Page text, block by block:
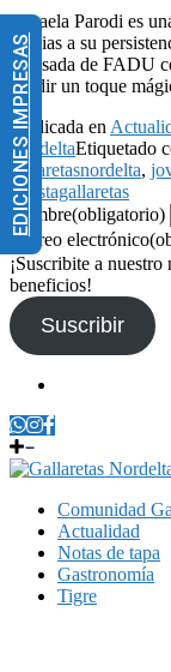
Micaela Parodi es
gracias a su
egresada de FADU
añadir un toque
Publicada en
NordeltaEtiquetado
gallaretasnordelta,
revistagallaretas
Nombre(obligatorio)
Correo electrónico
¡Suscribite a
beneficios!
Suscribir
EDICIONES IMPRESAS
Comunidad
Actualidad
Notas de tapa
Gastronomía
Tigre